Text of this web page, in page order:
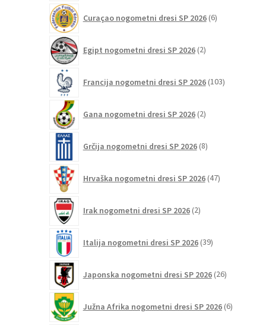
Curaçao nogometni dresi SP 2026 6izdelkov
Egipt nogometni dresi SP 2026 2izdelka
Francija nogometni dresi SP 2026 103izdelki
Gana nogometni dresi SP 2026 2izdelka
Grčija nogometni dresi SP 2026 8izdelkov
Hrvaška nogometni dresi SP 2026 47izdelkov
Irak nogometni dresi SP 2026 2izdelka
Italija nogometni dresi SP 2026 39izdelkov
Japonska nogometni dresi SP 2026 26izdelkov
Južna Afrika nogometni dresi SP 2026 6izdelkov